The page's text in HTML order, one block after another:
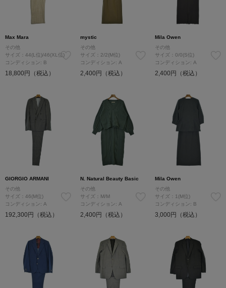
Max Mara
その他
サイズ：44(L位)/46(XL位)
コンディション: B
18,800円（税込）
mystic
その他
サイズ：2/2(M位)
コンディション: A
2,400円（税込）
Mila Owen
その他
サイズ：0/0(S位)
コンディション: A
2,400円（税込）
GIORGIO ARMANI
その他
サイズ：46(M位)
コンディション: A
192,300円（税込）
N. Natural Beauty Basic
その他
サイズ：M/M
コンディション: A
2,400円（税込）
Mila Owen
その他
サイズ：1(M位)
コンディション: B
3,000円（税込）